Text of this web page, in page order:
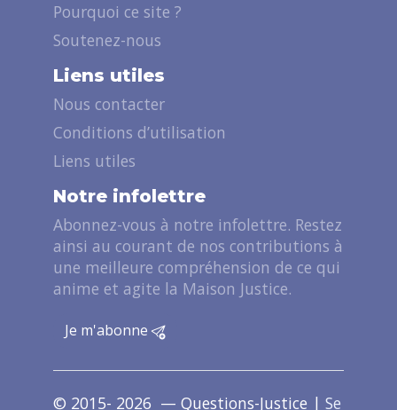
Pourquoi ce site ?
Soutenez-nous
Liens utiles
Nous contacter
Conditions d’utilisation
Liens utiles
Notre infolettre
Abonnez-vous à notre infolettre. Restez
ainsi au courant de nos contributions à
une meilleure compréhension de ce qui
anime et agite la Maison Justice.
Je m'abonne
© 2015- 2026 — Questions-Justice | Se